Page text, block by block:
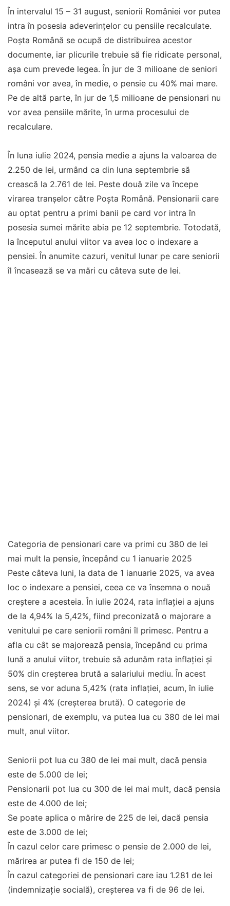
În intervalul 15 – 31 august, seniorii României vor putea
intra în posesia adeverințelor cu pensiile recalculate.
Poșta Română se ocupă de distribuirea acestor
documente, iar plicurile trebuie să fie ridicate personal,
așa cum prevede legea. În jur de 3 milioane de seniori
români vor avea, în medie, o pensie cu 40% mai mare.
Pe de altă parte, în jur de 1,5 milioane de pensionari nu
vor avea pensiile mărite, în urma procesului de
recalculare.
În luna iulie 2024, pensia medie a ajuns la valoarea de
2.250 de lei, urmând ca din luna septembrie să
crească la 2.761 de lei. Peste două zile va începe
virarea tranșelor către Poșta Română. Pensionarii care
au optat pentru a primi banii pe card vor intra în
posesia sumei mărite abia pe 12 septembrie. Totodată,
la începutul anului viitor va avea loc o indexare a
pensiei. În anumite cazuri, venitul lunar pe care seniorii
îl încasează se va mări cu câteva sute de lei.
Categoria de pensionari care va primi cu 380 de lei
mai mult la pensie, începând cu 1 ianuarie 2025
Peste câteva luni, la data de 1 ianuarie 2025, va avea
loc o indexare a pensiei, ceea ce va însemna o nouă
creștere a acesteia. În iulie 2024, rata inflației a ajuns
de la 4,94% la 5,42%, fiind preconizată o majorare a
venitului pe care seniorii români îl primesc. Pentru a
afla cu cât se majorează pensia, începând cu prima
lună a anului viitor, trebuie să adunăm rata inflației și
50% din creșterea brută a salariului mediu. În acest
sens, se vor aduna 5,42% (rata inflației, acum, în iulie
2024) și 4% (creșterea brută). O categorie de
pensionari, de exemplu, va putea lua cu 380 de lei mai
mult, anul viitor.
Seniorii pot lua cu 380 de lei mai mult, dacă pensia
este de 5.000 de lei;
Pensionarii pot lua cu 300 de lei mai mult, dacă pensia
este de 4.000 de lei;
Se poate aplica o mărire de 225 de lei, dacă pensia
este de 3.000 de lei;
În cazul celor care primesc o pensie de 2.000 de lei,
mărirea ar putea fi de 150 de lei;
În cazul categoriei de pensionari care iau 1.281 de lei
(indemnizație socială), creșterea va fi de 96 de lei.